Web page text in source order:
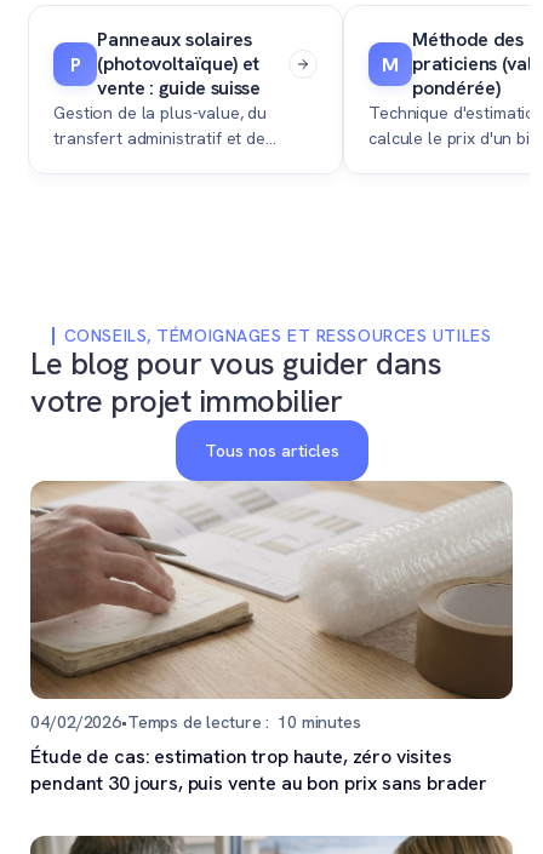
P
Panneaux solaires
(photovoltaïque) et
vente : guide suisse
Gestion de la plus-value, du
transfert administratif et de
M
Méthode des
praticiens
pondérée)
Technique
calcule le prix d'un
CONSEILS, TÉMOIGNAGES ET RESSOURCES UTILES
Le blog pour vous guider dans
votre projet immobilier
Tous nos articles
04/02/2026•Temps de lecture : 10 minutes
Étude de cas: estimation trop haute, zéro visites
pendant 30 jours, puis vente au bon prix sans brader